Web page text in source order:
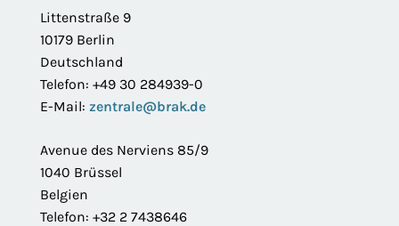
Littenstraße 9
10179 Berlin
Deutschland
Telefon: +49 30 284939-0
E-Mail: zentrale@brak.de
Avenue des Nerviens 85/9
1040 Brüssel
Belgien
Telefon: +32 2 7438646